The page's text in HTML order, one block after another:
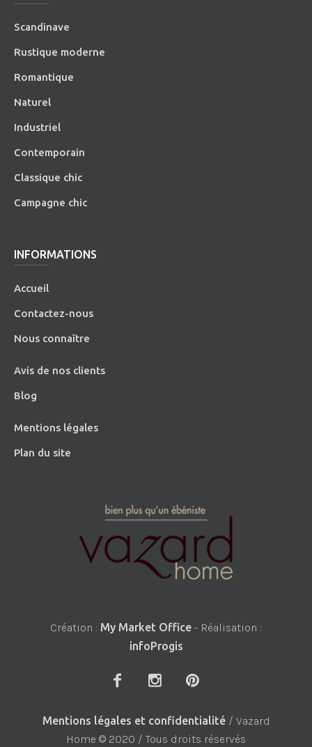
Scandinave
Rustique moderne
Romantique
Naturel
Industriel
Contemporain
Classique chic
Campagne chic
INFORMATIONS
Accueil
Contactez-nous
Nous connaître
Avis de nos clients
Blog
Mentions légales
Plan du site
Création : My Market Office - Réalisation :
infoProgis
Mentions légales et confidentialité/ Vazard
Home © 2020 / Tous droits réservés